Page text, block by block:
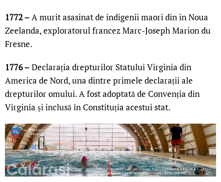
1772 – A murit asasinat de indigenii maori din in Noua
Zeelanda, exploratorul francez Marc-Joseph Marion du
Fresne.
1776 –Declarația drepturilor Statului Virginia din
America de Nord, una dintre primele declarații ale
drepturilor omului. A fost adoptată de Convenția din
Virginia și inclusă în Constituția acestui stat.